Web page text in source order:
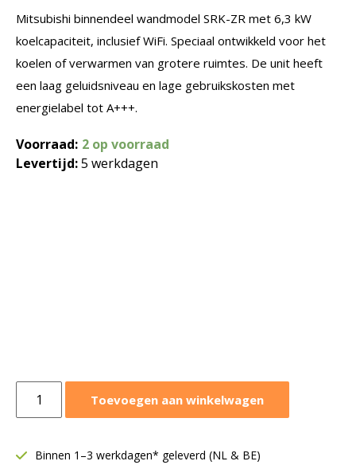
Mitsubishi binnendeel wandmodel SRK-ZR met 6,3 kW
koelcapaciteit, inclusief WiFi. Speciaal ontwikkeld voor het
koelen of verwarmen van grotere ruimtes. De unit heeft
een laag geluidsniveau en lage gebruikskosten met
energielabel tot A+++.
Voorraad: 2 op voorraad
Levertijd:5 werkdagen
Mitsubishi
wandmodel
6,3
Toevoegen aan winkelwagen
Binnen 1–3 werkdagen* geleverd (NL & BE)